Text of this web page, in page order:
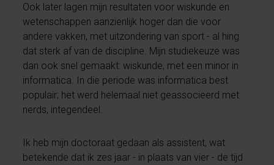
Ook later lagen mijn resultaten voor wiskunde en
wetenschappen aanzienlijk hoger dan die voor
andere vakken, met uitzondering van sport - al hing
dat sterk af van de discipline. Mijn studiekeuze was
dan ook snel gemaakt: wiskunde, met een minor in
informatica. In die periode was informatica best
populair; het werd helemaal niet geassocieerd met
nerds, integendeel.
Ik heb mijn doctoraat gedaan als assistent, wat
betekende dat ik zes jaar - in plaats van vier - de tijd